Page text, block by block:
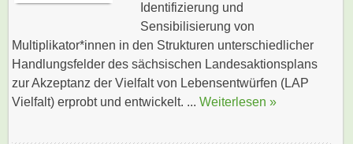
Identifizierung und
Sensibilisierung von
Multiplikator*innen in den Strukturen unterschiedlicher
Handlungsfelder des sächsischen Landesaktionsplans
zur Akzeptanz der Vielfalt von Lebensentwürfen (LAP
Vielfalt) erprobt und entwickelt. ...Weiterlesen »